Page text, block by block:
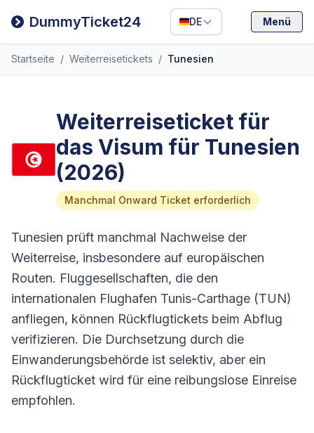
DummyTicket24 DE
Filipino
Deutsch
Español
Menü
Startseite / Weiterreisetickets / Tunesien
Weiterreiseticket für
das Visum für Tunesien
(2026)
Manchmal Onward Ticket erforderlich
Tunesien prüft manchmal Nachweise der
Weiterreise, insbesondere auf europäischen
Routen. Fluggesellschaften, die den
internationalen Flughafen Tunis-Carthage (TUN)
anfliegen, können Rückflugtickets beim Abflug
verifizieren. Die Durchsetzung durch die
Einwanderungsbehörde ist selektiv, aber ein
Rückflugticket wird für eine reibungslose Einreise
empfohlen.